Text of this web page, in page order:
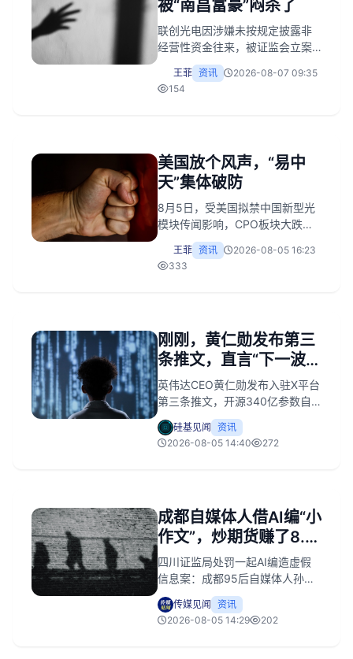
被“南昌富豪”闷杀了
联创光电因涉嫌未按规定披露非
经营性资金往来，被证监会立案
调查，实控人伍锐辞任总裁。公
司债务逾期5.06亿，账户冻结
3.96亿，股价连续跌停，年内累
股，遭遇暴跌接盘，基民损失惨
重。公司长期概念炒作暴露财务
见。
王菲 资讯
2026-08-07 09:35
154
美国放个风声，“易中
天”集体破防
8月5日，受美国拟禁中国新型光
模块传闻影响，CPO板块大跌，
“易中天”等厂商紧急回应。市场反
应凸显中国光模块巨头对北美市
场的深度依赖，但禁令落地面临
王菲 资讯
2026-08-05 16:23
333
刚刚，黄仁勋发布第三
条推文，直言“下一波AI
浪潮是机器人”
英伟达CEO黄仁勋发布入驻X平台
第三条推文，开源340亿参数自
动驾驶大模型Alpamayo 2
Super。该模型可同时输出轨迹规
划、因果链追踪等五重结果，能
硅基见闻
资讯
2026-08-05 14:40
272
成都自媒体人借AI编“小
作文”，炒期货赚了8.5
万被重罚
四川证监局处罚一起AI编造虚假
信息案：成都95后自媒体人孙哲
元用百度百家号“帝侃”批量发布纯
碱企业不实文章，同步交易期货
获利8.5万元。其行为违反《期货
传媒见闻
资讯
2026-08-05 14:29
202